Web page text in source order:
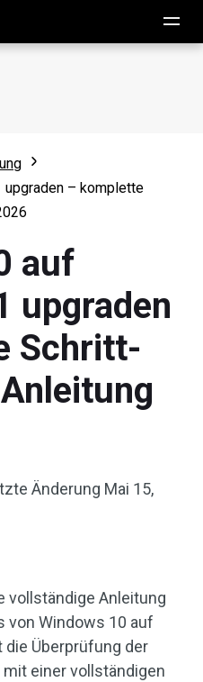
– komplette
auf
upgraden
Schritt-
Änderung Mai 15,
vollständige Anleitung
von Windows 10 auf
die Überprüfung der
mit einer vollständigen